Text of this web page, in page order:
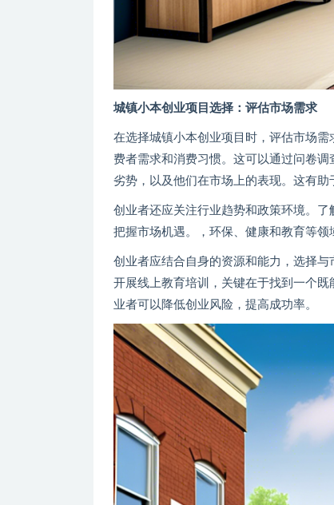
城镇小本创业项目选择：评估市场需求
在选择城镇小本创业项目时，评估市场
费者需求和消费习惯。这可以通过问卷
劣势，以及他们在市场上的表现。这有助
创业者还应关注行业趋势和政策环境。
把握市场机遇。，环保、健康和教育等领
创业者应结合自身的资源和能力，选择
开展线上教育培训，关键在于找到一个
业者可以降低创业风险，提高成功率。